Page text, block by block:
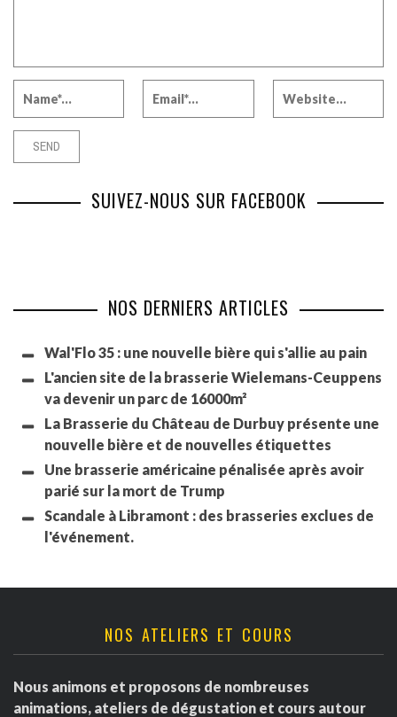
SUIVEZ-NOUS SUR FACEBOOK
NOS DERNIERS ARTICLES
Wal'Flo 35 : une nouvelle bière qui s'allie au pain
L'ancien site de la brasserie Wielemans-Ceuppens
va devenir un parc de 16000m²
La Brasserie du Château de Durbuy présente une
nouvelle bière et de nouvelles étiquettes
Une brasserie américaine pénalisée après avoir
parié sur la mort de Trump
Scandale à Libramont : des brasseries exclues de
l'événement.
NOS ATELIERS ET COURS
Nous animons et proposons de nombreuses
animations, ateliers de dégustation et cours autour